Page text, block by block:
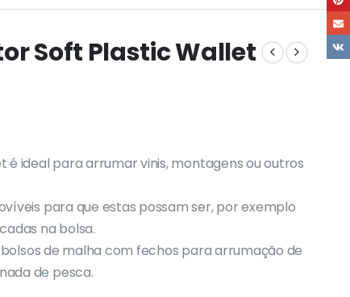
Soft Plastic Wallet
é ideal para arrumar vinis, montagens ou outros
para que estas possam ser, por exemplo
na bolsa.
de malha com fechos para arrumação de
de pesca.